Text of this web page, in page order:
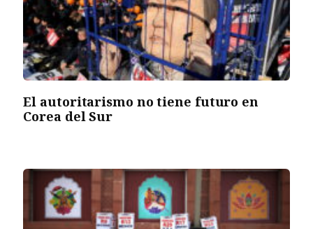
El autoritarismo no tiene futuro en
Corea del Sur